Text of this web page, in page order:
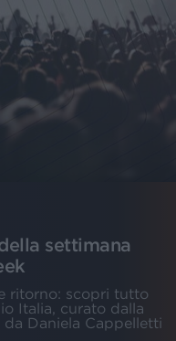
settimana
ritorno: scopri tutto
Italia, curato dalla
Daniela Cappelletti